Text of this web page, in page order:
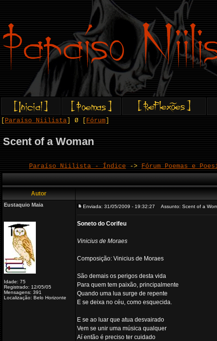
Paraíso Niilista ] Ø [ Fórum
Scent of a Woman
Paraíso Niilista - Índice -> Fórum Poemas e
Autor
Eustaquio Maia
Idade: 75
Registrado: 12/05/05
Mensagens: 391
Localização: Belo Horizonte
Enviada: 31/05/2009 - 19:32:27 Assunto: Scent of a
Soneto do Corifeu
Vinicius de Moraes
Composição: Vinicius de Moraes
São demais os perigos desta vida
Para quem tem paixão, principalmente
Quando uma lua surge de repente
E se deixa no céu, como esquecida.
E se ao luar que atua desvairado
Vem se unir uma música qualquer
Aí então é preciso ter cuidado